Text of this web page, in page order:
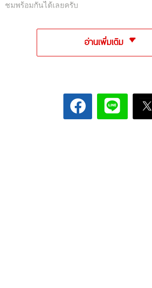
ชมพร้อมกันได้เลยครับ
อ่านเพิ่มเติม